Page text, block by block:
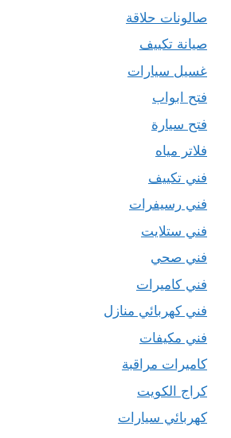
صالونات حلاقة
صيانة تكييف
غسيل سيارات
فتح ابواب
فتح سيارة
فلاتر مياه
فني تكييف
فني رسيفرات
فني ستلايت
فني صحي
فني كاميرات
فني كهربائي منازل
فني مكيفات
كاميرات مراقبة
كراج الكويت
كهربائي سيارات